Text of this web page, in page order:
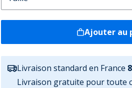
Ajouter au
Livraison standard en France
Livraison gratuite pour toute